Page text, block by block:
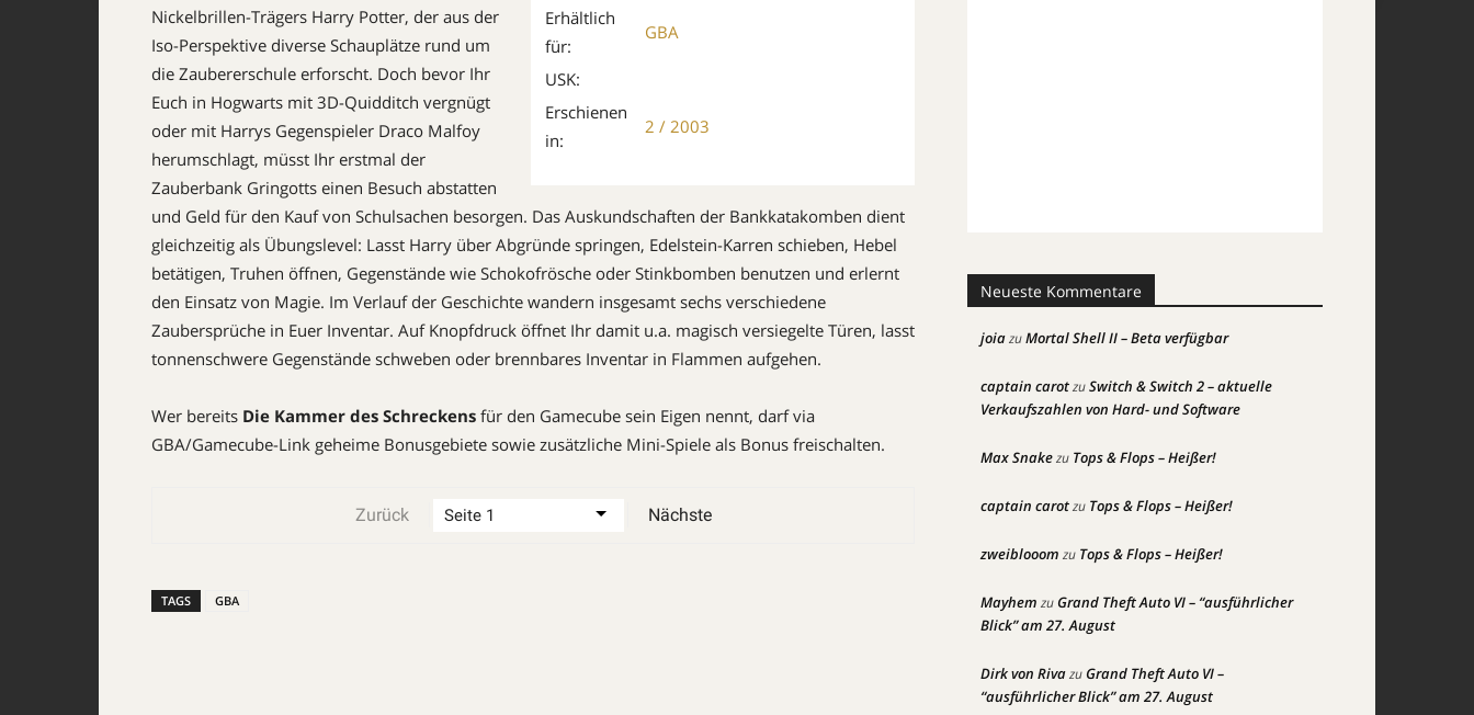
Erhältlich
für:
GBA
USK:
Erschienen
in:
2 / 2003
Nickelbrillen-Trägers Harry Potter, der aus der
Iso-Perspektive diverse Schauplätze rund um
die Zaubererschule erforscht. Doch bevor Ihr
Euch in Hogwarts mit 3D-Quidditch ver­gnügt
oder mit Harrys Gegenspieler Draco Malfoy
herumschlagt, müsst Ihr erstmal der
Zauberbank Gringotts einen Besuch abstatten
und Geld für den Kauf von Schulsachen besorgen. Das Auskundschaften der Bankkatakomben dient
gleichzeitig als Übungs­level: Lasst Harry über Abgründe springen, Edelstein-Karren schieben, Hebel
betätigen, Truhen öffnen, Gegenstände wie Schokofrösche oder Stinkbomben benutzen und erlernt
den Einsatz von Magie. Im Verlauf der Geschichte wandern insgesamt sechs verschiedene
Zaubersprüche in Euer Inventar. Auf Knopfdruck öffnet Ihr damit u.a. magisch versiegelte Türen, lasst
tonnenschwere Gegenstände schweben oder brennbares Inventar in Flammen aufgehen.
Wer bereits Die Kammer des Schreckens für den Gamecube sein Eigen nennt, darf via
GBA/Gamecube-Link geheime Bonusgebiete sowie zusätzliche Mini-Spiele als Bonus freischalten.
Zurück Nächste
TAGS GBA
Neueste Kommentare
joiazuMortal Shell II – Beta verfügbar
captain carotzuSwitch & Switch 2 – aktuelle
Verkaufszahlen von Hard- und Software
Max Snakezu Tops & Flops – Heißer!
captain carotzu Tops & Flops – Heißer!
zweiblooom zu Tops & Flops – Heißer!
Mayhem zuGrand Theft Auto VI – “ausführlicher
Blick” am 27. August
Dirk von RivazuGrand Theft Auto VI –
“ausführlicher Blick” am 27. August